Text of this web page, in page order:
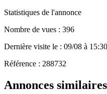
Statistiques de l'annonce
Nombre de vues : 396
Dernière visite le : 09/08 à 15:30
Référence : 288732
Annonces similaires